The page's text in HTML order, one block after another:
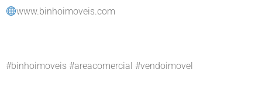
www.binhoimoveis.com
#binhoimoveis #areacomercial #vendoimovel